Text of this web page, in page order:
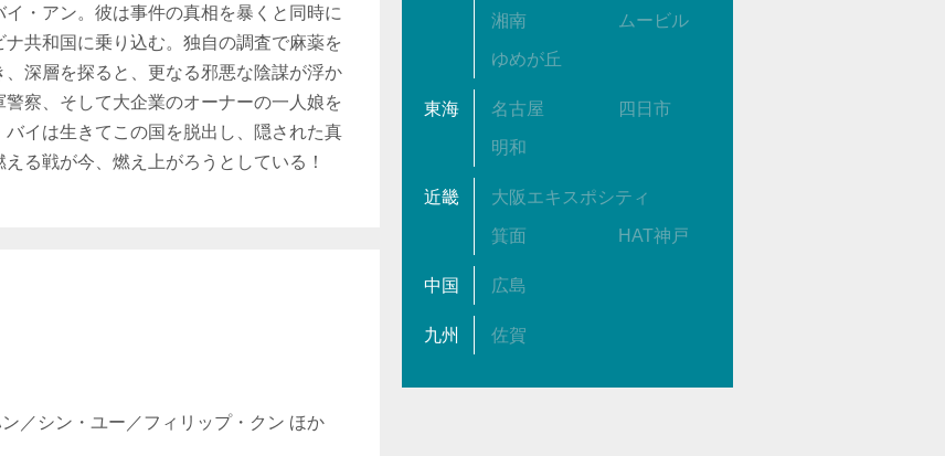
・アン。彼は事件の真相を暴くと同時に
共和国に乗り込む。独自の調査で麻薬を
深層を探ると、更なる邪悪な陰謀が浮か
察、そして大企業のオーナーの一人娘を
イは生きてこの国を脱出し、隠された真
る戦が今、燃え上がろうとしている！
／シン・ユー／フィリップ・クン ほか
湘南 ムービル
ゆめが丘
東海 名古屋 四日市
明和
近畿 大阪エキスポシティ
箕面 HAT神戸
中国 広島
九州 佐賀